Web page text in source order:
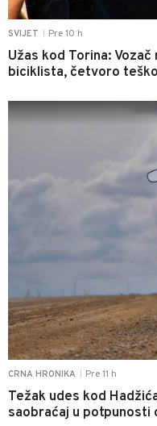
SVIJET Pre 10 h
Užas kod Torina:
biciklista, četvoro
CRNA HRONIKA Pre 11 h
Težak udes kod
saobraćaj u potpunosti